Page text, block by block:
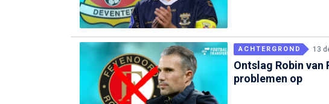
ACHTERGROND 13
Ontslag Robin
problemen op